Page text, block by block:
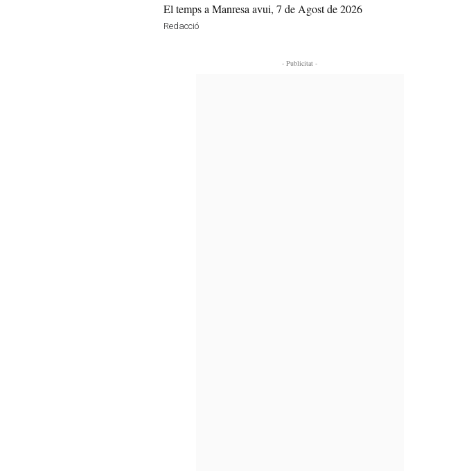
El temps a Manresa avui, 7 de Agost de 2026
Redacció
- Publicitat -